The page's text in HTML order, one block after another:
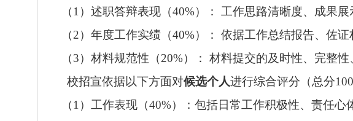
（1 ） 述职答辩表现（40%）： 工作思路清晰度、成果展
（2） 年度工作实绩（40%）： 依据工作总结报告、佐
（3） 材料规范性（20%）： 材料提交的及时性、完整性
校招宣依据以下方面对候选个人进行综合评分（总分100
（1 ）工作表现（40%）：包括日常工作积极性、责任心